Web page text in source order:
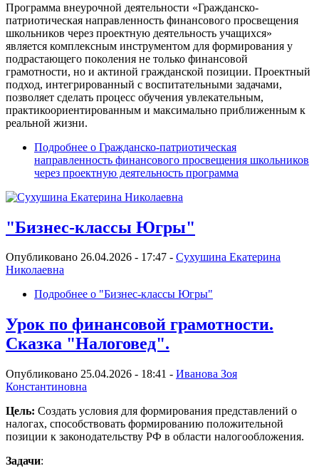
Программа внеурочной деятельности «Гражданско-
патриотическая направленность финансового просвещения
школьников через проектную деятельность учащихся»
является комплексным инструментом для формирования у
подрастающего поколения не только финансовой
грамотности, но и актиной гражданской позиции. Проектный
подход, интегрированный с воспитательными задачами,
позволяет сделать процесс обучения увлекательным,
практикоориентированным и максимально приближенным к
реальной жизни.
Подробнее о Гражданско-патриотическая
направленность финансового просвещения школьников
через проектную деятельность программа
"Бизнес-классы Югры"
Опубликовано 26.04.2026 - 17:47 - Сухушина Екатерина
Николаевна
Подробнее о "Бизнес-классы Югры"
Урок по финансовой грамотности.
Сказка "Налоговед".
Опубликовано 25.04.2026 - 18:41 - Иванова Зоя
Константиновна
Цель: Создать условия для формирования представлений о
налогах, способствовать формированию положительной
позиции к законодательству РФ в области налогообложения.
Задачи: